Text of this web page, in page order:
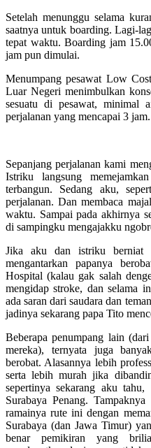
Setelah menunggu selama
saatnya untuk boarding. Lagi-
tepat waktu. Boarding jam
jam pun dimulai.
Menumpang pesawat Low
Luar Negeri menimbulkan
sesuatu di pesawat, minimal
perjalanan yang mencapai 3 jam.
Sepanjang perjalanan kami
Istriku langsung
terbangun. Sedang aku,
perjalanan. Dan membaca
waktu. Sampai pada akhirnya
di sampingku mengajakku
Jika aku dan istriku berniat
mengantarkan papanya
Hospital (kalau gak salah
mengidap stroke, dan selama
ada saran dari saudara dan
jadinya sekarang papa Tito
Beberapa penumpang lain
mereka), ternyata juga
berobat. Alasannya lebih
serta lebih murah jika
sepertinya sekarang aku
Surabaya Penang.
ramainya rute ini dengan
Surabaya (dan Jawa Timur)
benar pemikiran yang